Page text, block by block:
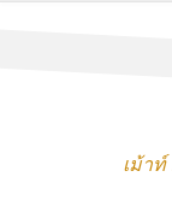
เม้า